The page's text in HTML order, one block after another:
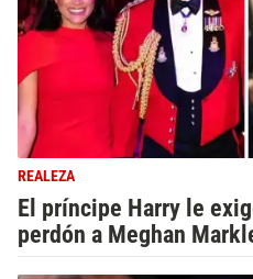
REALEZA
El príncipe Harry le
perdón a Meghan